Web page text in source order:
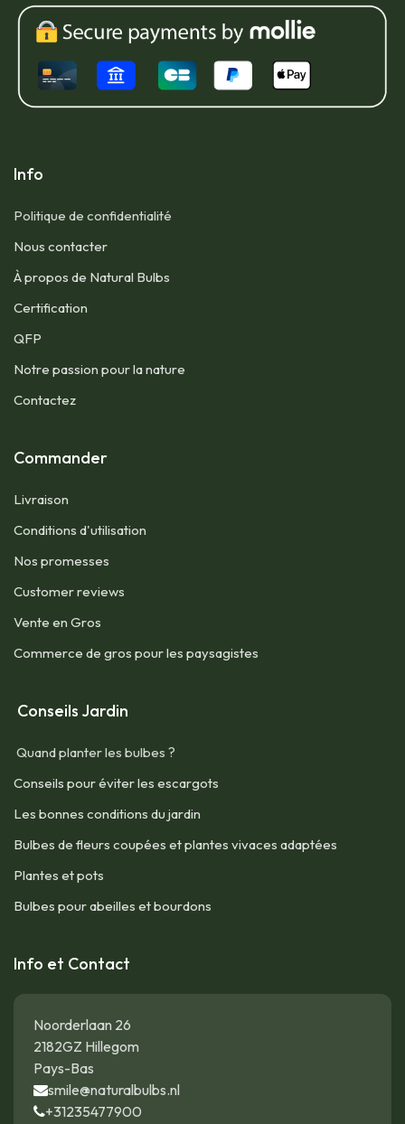
Info
Politique de confidentialité
Nous contacter​
À propos de Natural Bulbs
Certification
QFP​
Notre passion pour la nature
Contactez
Commander
Livraison
Conditions d'utilisation​
Nos promesses
Customer reviews
Vente en Gros
Commerce de gros pour les paysagistes
Conseils Jardin
Quand planter les bulbes ?
Conseils pour éviter les escargots
Les bonnes conditions du jardin
Bulbes de fleurs coupées et plantes vivaces adaptées
Plantes et pots
Bulbes pour abeilles et bourdons
Info et Contact
Noorderlaan 26
2182GZ Hillegom
Pays-Bas
smile@naturalbulbs.nl
+31235477900